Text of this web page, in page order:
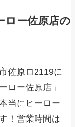
ロー佐原店の
佐原ロ2119に
ロー佐原店」
当にヒーロー
！営業時間は